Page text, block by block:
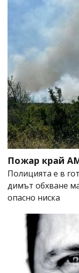
Пожар край
Полицията е в
димът обхване
опасно ниска